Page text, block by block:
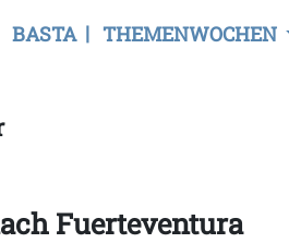
BASTA THEMENWOCHEN
Fuerteventura